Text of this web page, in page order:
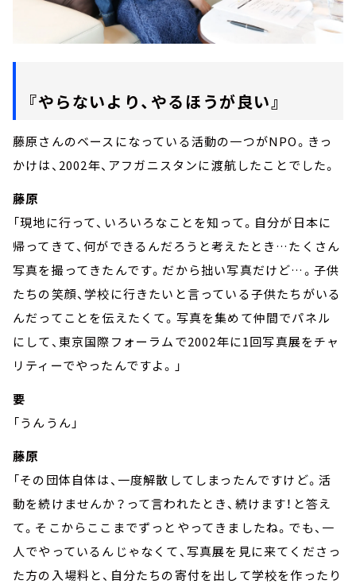
『やらないより、やるほうが良い』
藤原さんのベースになっている活動の一つがNPO。きっ
かけは、2002年、アフガニスタンに渡航したことでした。
藤原
「現地に行って、いろいろなことを知って。自分が日本に
帰ってきて、何ができるんだろうと考えたとき…たくさん
写真を撮ってきたんです。だから拙い写真だけど…。子供
たちの笑顔、学校に行きたいと言っている子供たちがいる
んだってことを伝えたくて。写真を集めて仲間でパネル
にして、東京国際フォーラムで2002年に1回写真展をチャ
リティーでやったんですよ。」
要
「うんうん」
藤原
「その団体自体は、一度解散してしまったんですけど。活
動を続けませんか？って言われたとき、続けます！と答え
て。そこからここまでずっとやってきましたね。でも、一
人でやっているんじゃなくて、写真展を見に来てくださっ
た方の入場料と、自分たちの寄付を出して学校を作ったり